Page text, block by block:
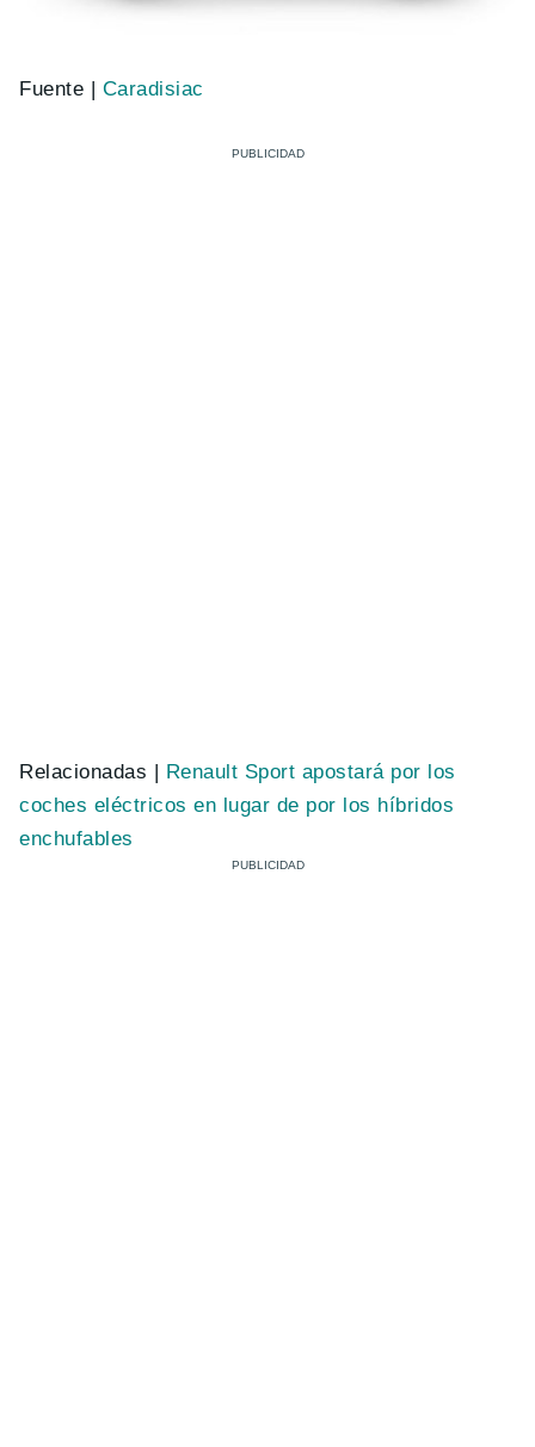
Fuente | Caradisiac
Relacionadas | Renault Sport apostará por los
coches eléctricos en lugar de por los híbridos
enchufables